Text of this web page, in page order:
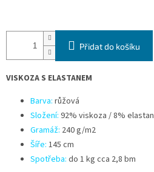
Přidat do košíku
VISKOZA S ELASTANEM
Barva: růžová
Složení: 92% viskoza / 8% elastan
Gramáž: 240 g/m2
Šíře: 145 cm
Spotřeba: do 1 kg cca 2,8 bm